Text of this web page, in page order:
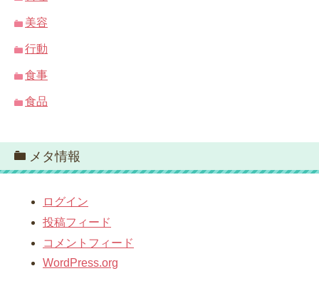
美容
行動
食事
食品
メタ情報
ログイン
投稿フィード
コメントフィード
WordPress.org